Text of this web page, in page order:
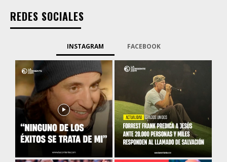
REDES SOCIALES
INSTAGRAM FACEBOOK